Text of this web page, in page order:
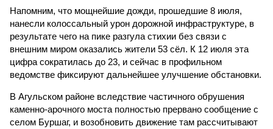
Напомним, что мощнейшие дожди, прошедшие 8 июля,
нанесли колоссальный урон дорожной инфраструктуре, в
результате чего на пике разгула стихии без связи с
внешним миром оказались жители 53 сёл. К 12 июля эта
цифра сократилась до 23, и сейчас в профильном
ведомстве фиксируют дальнейшее улучшение обстановки.
В Агульском районе вследствие частичного обрушения
каменно-арочного моста полностью прервано сообщение с
селом Буршаг, и возобновить движение там рассчитывают